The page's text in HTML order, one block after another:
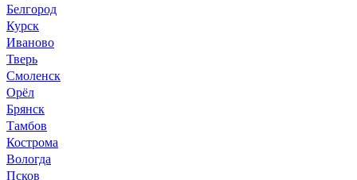
Белгород
Курск
Иваново
Тверь
Смоленск
Орёл
Брянск
Тамбов
Кострома
Вологда
Псков